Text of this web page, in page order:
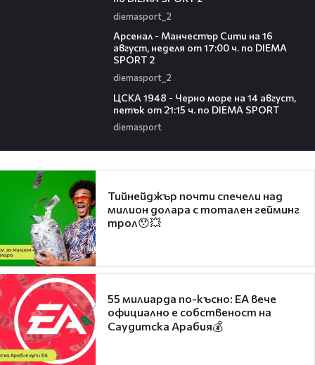
diemasport_2
Арсенал - Манчестър Сити на 16
август, неделя от 17:00 ч. по DIEMA
SPORT 2
diemasport_2
ЦСКА 1948 - Черно море на 14 август,
петък от 21:15 ч. по DIEMA SPORT
diemasport
Тийнейджър почти спечели над
милион долара с тотален гейминг
трол😯💥
55 милиарда по-късно: EA вече
официално е собственост на
Саудитска Арабия💰